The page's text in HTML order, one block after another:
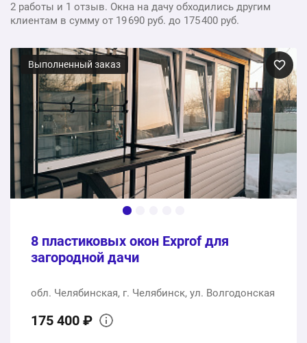
2 работы и 1 отзыв. Окна на дачу обходились другим
клиентам в сумму от 19 690 руб. до 175 400 руб.
Выполненный заказ
8 пластиковых окон Exprof для
загородной дачи
обл. Челябинская, г. Челябинск, ул. Волгодонская
175 400 ₽